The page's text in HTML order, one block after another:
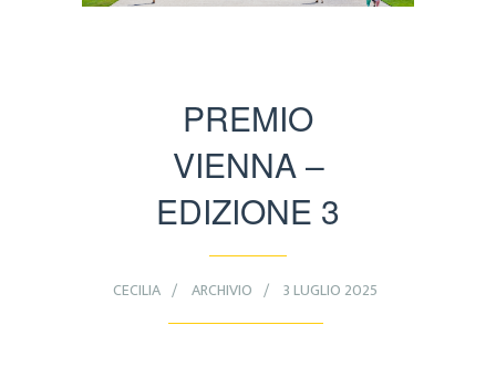
PREMIO
VIENNA –
EDIZIONE 3
CECILIA ARCHIVIO 3 LUGLIO 2025